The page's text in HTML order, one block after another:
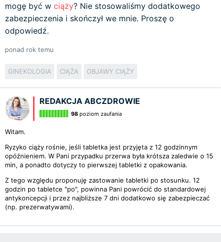
mogę być w ciąży? Nie stosowaliśmy dodatkowego
zabezpieczenia i skończył we mnie. Proszę o
odpowiedź.
ponad rok temu
GINEKOLOGIA CIĄŻA OBJAWY CIĄŻY
REDAKCJA ABCZDROWIE
98 poziom zaufania
Witam.
Ryzyko ciąży rośnie, jeśli tabletka jest przyjęta z 12 godzinnym
opóźnieniem. W Pani przypadku przerwa była krótsza zaledwie o 15
min, a ponadto dotyczy to pierwszej tabletki z opakowania.
Z tego względu proponuję zastowanie tabletki po stosunku. 12
godzin po tabletce "po", powinna Pani powrócić do standardowej
antykoncepcji i przez najbliższe 7 dni dodatkowo się zabezpieczać
(np. prezerwatywami).